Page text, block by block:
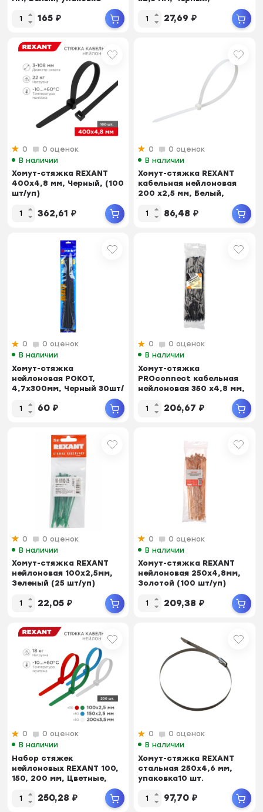
165 ₽ 27,69 ₽
0
0 оценок
В наличии
Хомут-стяжка REXANT
400x4,8 мм, Черный, (100
шт/уп)
362,61 ₽
0
0 оценок
В наличии
Хомут-стяжка REXANT
кабельная нейлоновая
200 x2,5 мм, Белый,
86,48 ₽
0
0 оценок
В наличии
Хомут-стяжка
нейлоновая РОКОТ,
4,7х300мм, Черный 30шт/
60 ₽
0
0 оценок
В наличии
Хомут-стяжка
PROconnect кабельная
нейлоновая 350 x4,8 мм,
206,67 ₽
0
0 оценок
В наличии
Хомут-стяжкa REXANT
нейлоновая 100x2,5мм,
Зеленый (25 шт/уп)
22,05 ₽
0
0 оценок
В наличии
Хомут-стяжкa REXANT
нейлоновая 250x4,8мм,
Золотой (100 шт/уп)
209,38 ₽
0
0 оценок
В наличии
Набор стяжек
нейлоновых REXANT 100,
150, 200 мм, Цветные,
250,28 ₽
0
0 оценок
В наличии
Хомут-стяжка REXANT
стальная 250x4,6 мм,
упаковка10 шт.
97,70 ₽